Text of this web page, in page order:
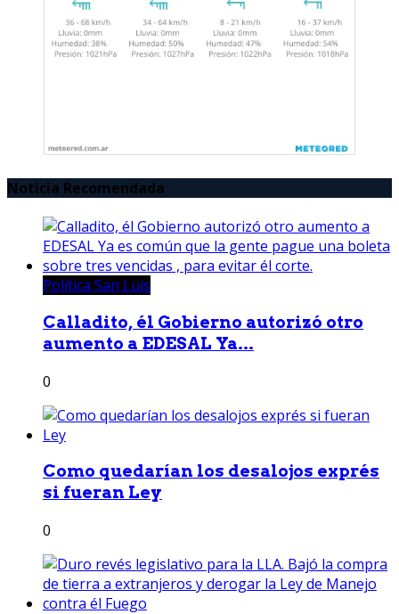
Noticia Recomendada
Política San Luis
Calladito, él Gobierno autorizó otro
aumento a EDESAL Ya...
0
Como quedarían los desalojos exprés
si fueran Ley
0